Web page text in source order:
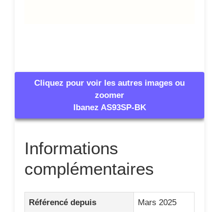
Cliquez pour voir les autres images ou
zoomer
Ibanez AS93SP-BK
Informations
complémentaires
Référencé depuis Mars 2025